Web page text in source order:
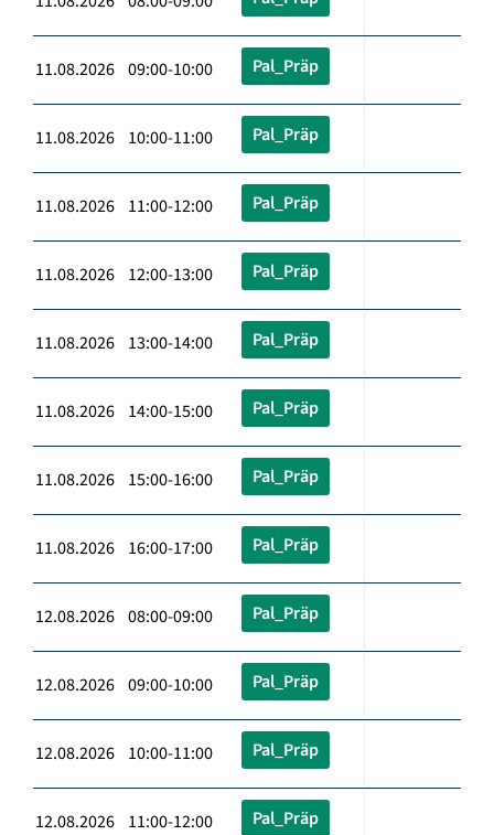
11.08.2026 09:00-10:00 Pal_Präp
11.08.2026 10:00-11:00 Pal_Präp
11.08.2026 11:00-12:00 Pal_Präp
11.08.2026 12:00-13:00 Pal_Präp
11.08.2026 13:00-14:00 Pal_Präp
11.08.2026 14:00-15:00 Pal_Präp
11.08.2026 15:00-16:00 Pal_Präp
11.08.2026 16:00-17:00 Pal_Präp
12.08.2026 08:00-09:00 Pal_Präp
12.08.2026 09:00-10:00 Pal_Präp
12.08.2026 10:00-11:00 Pal_Präp
12.08.2026 11:00-12:00 Pal_Präp